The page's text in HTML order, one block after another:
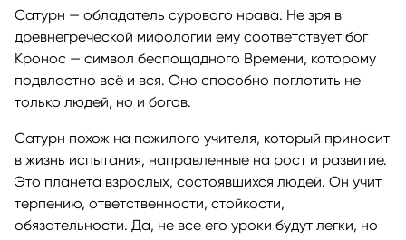
Сатурн — обладатель сурового нрава. Не зря в
древнегреческой мифологии ему соответствует бог
Кронос — символ беспощадного Времени, которому
подвластно всё и вся. Оно способно поглотить не
только людей, но и богов.
Сатурн похож на пожилого учителя, который приносит
в жизнь испытания, направленные на рост и развитие.
Это планета взрослых, состоявшихся людей. Он учит
терпению, ответственности, стойкости,
обязательности. Да, не все его уроки будут легки, но